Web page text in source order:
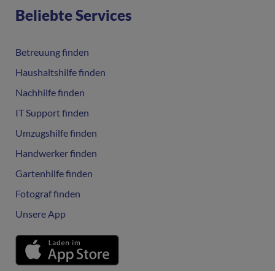
Beliebte Services
Betreuung finden
Haushaltshilfe finden
Nachhilfe finden
IT Support finden
Umzugshilfe finden
Handwerker finden
Gartenhilfe finden
Fotograf finden
Unsere App